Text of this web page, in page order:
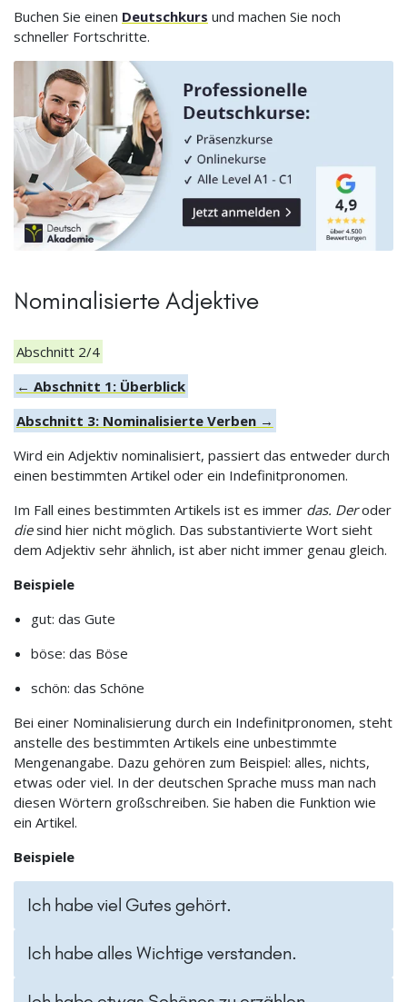
Buchen Sie einen Deutschkurs und machen Sie noch
schneller Fortschritte.
Nominalisierte Adjektive
Abschnitt 2/4
← Abschnitt 1: Überblick
Abschnitt 3: Nominalisierte Verben →
Wird ein Adjektiv nominalisiert, passiert das entweder durch
einen bestimmten Artikel oder ein Indefinitpronomen.
Im Fall eines bestimmten Artikels ist es immer das. Deroder
diesind hier nicht möglich. Das substantivierte Wort sieht
dem Adjektiv sehr ähnlich, ist aber nicht immer genau gleich.
Beispiele
gut: das Gute
böse: das Böse
schön: das Schöne
Bei einer Nominalisierung durch ein Indefinitpronomen, steht
anstelle des bestimmten Artikels eine unbestimmte
Mengenangabe. Dazu gehören zum Beispiel: alles, nichts,
etwas oder viel. In der deutschen Sprache muss man nach
diesen Wörtern großschreiben. Sie haben die Funktion wie
ein Artikel.
Beispiele
Ich habe viel Gutes gehört.
Ich habe alles Wichtige verstanden.